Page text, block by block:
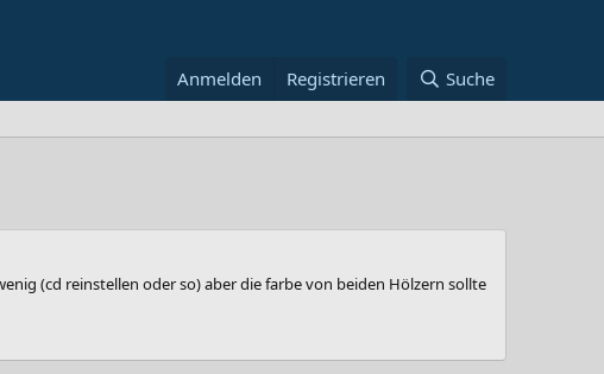
Anmelden Registrieren Suche
(cd reinstellen oder so) aber die farbe von beiden Hölzern sollte